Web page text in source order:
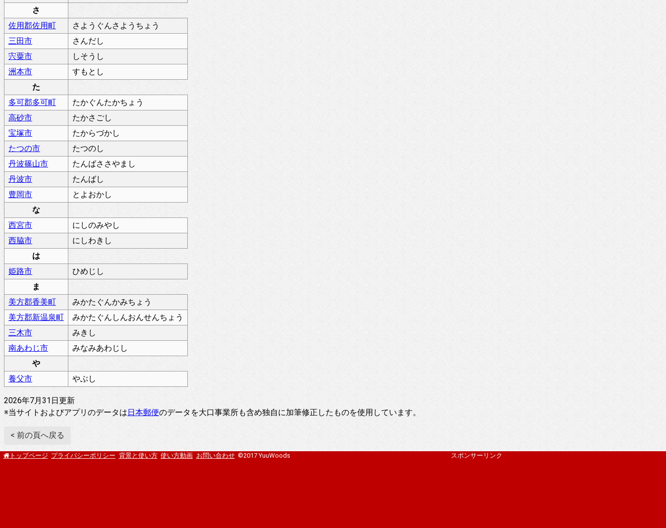
さ
佐用郡佐用町
さようぐんさようちょう
三田市
さんだし
宍粟市
しそうし
洲本市
すもとし
た
多可郡多可町
たかぐんたかちょう
高砂市
たかさごし
宝塚市
たからづかし
たつの市
たつのし
丹波篠山市
たんばささやまし
丹波市
たんばし
豊岡市
とよおかし
な
西宮市
にしのみやし
西脇市
にしわきし
は
姫路市
ひめじし
ま
美方郡香美町
みかたぐんかみちょう
美方郡新温泉町
みかたぐんしんおんせんちょう
三木市
みきし
南あわじ市
みなみあわじし
や
養父市
やぶし
2026年7月31日更新
※当サイトおよびアプリのデータは日本郵便のデータを大口事業所も含め独自に加筆修正したものを使用しています。
< 前の頁へ戻る
トップページ プライバシーポリシー 背景と使い方 使い方動画 お問い合わせ ©2017 YuuWoods スポンサーリンク